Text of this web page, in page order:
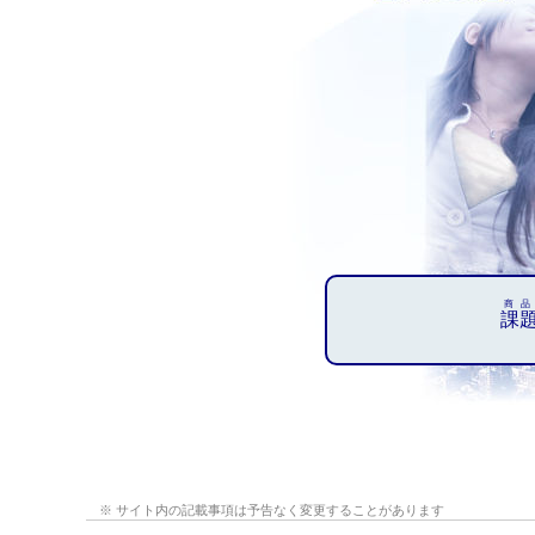
課
商
※ サイト内の記載事項は予告なく変更することがあります